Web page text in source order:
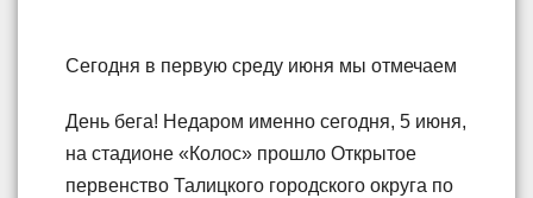
Сегодня в первую среду июня мы отмечаем
День бега! Недаром именно сегодня, 5 июня,
на стадионе «Колос» прошло Открытое
первенство Талицкого городского округа по